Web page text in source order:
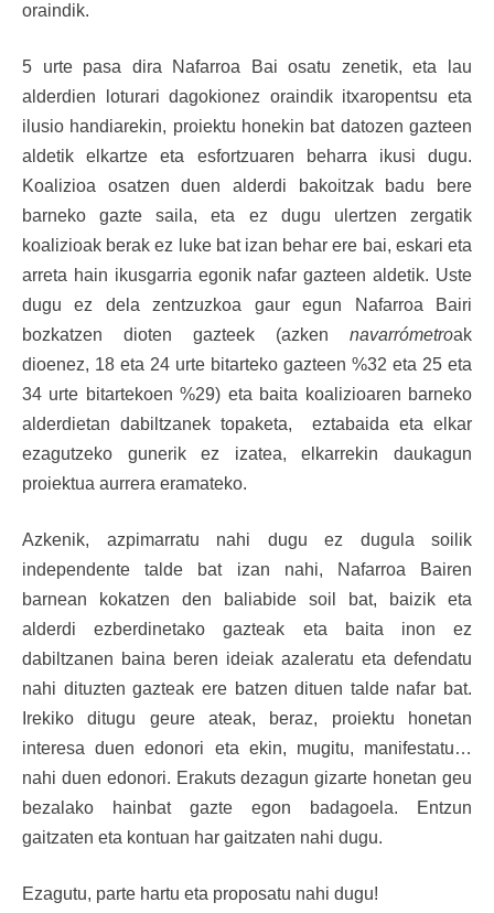
oraindik.
5 urte pasa dira Nafarroa Bai osatu zenetik, eta lau
alderdien loturari dagokionez oraindik itxaropentsu eta
ilusio handiarekin, proiektu honekin bat datozen gazteen
aldetik elkartze eta esfortzuaren beharra ikusi dugu.
Koalizioa osatzen duen alderdi bakoitzak badu bere
barneko gazte saila, eta ez dugu ulertzen zergatik
koalizioak berak ez luke bat izan behar ere bai, eskari eta
arreta hain ikusgarria egonik nafar gazteen aldetik. Uste
dugu ez dela zentzuzkoa gaur egun Nafarroa Bairi
bozkatzen dioten gazteek (azken navarrómetroak
dioenez, 18 eta 24 urte bitarteko gazteen %32 eta 25 eta
34 urte bitartekoen %29) eta baita koalizioaren barneko
alderdietan dabiltzanek topaketa, eztabaida eta elkar
ezagutzeko gunerik ez izatea, elkarrekin daukagun
proiektua aurrera eramateko.
Azkenik, azpimarratu nahi dugu ez dugula soilik
independente talde bat izan nahi, Nafarroa Bairen
barnean kokatzen den baliabide soil bat, baizik eta
alderdi ezberdinetako gazteak eta baita inon ez
dabiltzanen baina beren ideiak azaleratu eta defendatu
nahi dituzten gazteak ere batzen dituen talde nafar bat.
Irekiko ditugu geure ateak, beraz, proiektu honetan
interesa duen edonori eta ekin, mugitu, manifestatu…
nahi duen edonori. Erakuts dezagun gizarte honetan geu
bezalako hainbat gazte egon badagoela. Entzun
gaitzaten eta kontuan har gaitzaten nahi dugu.
Ezagutu, parte hartu eta proposatu nahi dugu!